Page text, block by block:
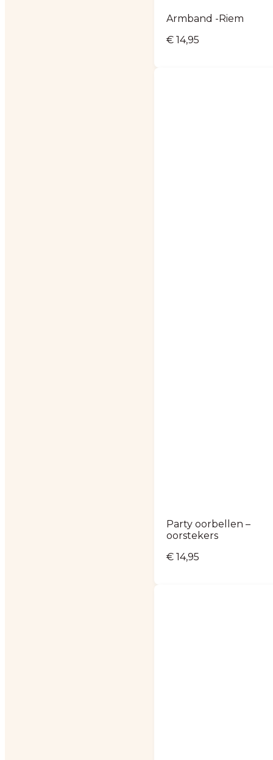
Armband -Riem
€ 14,95
Party oorbellen –
oorstekers
€ 14,95